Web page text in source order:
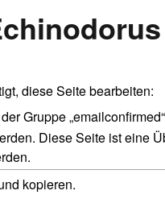
diese Seite bearbeiten:
Gruppe
Diese Seite ist eine
kopieren.